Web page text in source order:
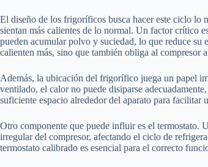
El diseño de los frigoríficos busca hacer este ciclo lo
sientan más calientes de lo normal. Un factor crítico
pueden acumular polvo y suciedad, lo que reduce su
calienten más, sino que también obliga al compresor
Además, la ubicación del frigorífico juega un papel
ventilado, el calor no puede disiparse
suficiente espacio alrededor del aparato para facilitar
Otro componente que puede influir es el termostato.
irregular del compresor, afectando el ciclo de
termostato calibrado es esencial para el correcto